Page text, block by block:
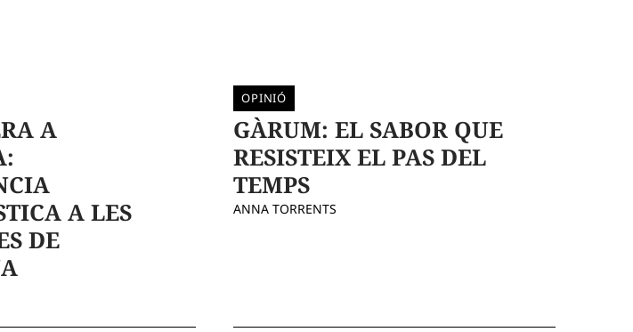
A
A LES
DE
OPINIÓ
GÀRUM: EL SABOR QUE
RESISTEIX EL PAS DEL
TEMPS
ANNA TORRENTS